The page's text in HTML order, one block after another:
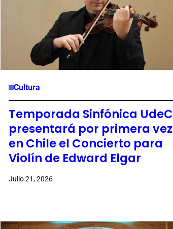
Cultura
Temporada Sinfónica UdeC
presentará por primera vez
en Chile el Concierto para
Violín de Edward Elgar
Julio 21, 2026